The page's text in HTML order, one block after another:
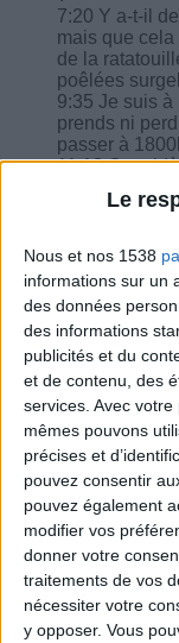
Le
Nous et nos 1538
informations sur un
des données
des informations
publicités et du
et de contenu, des
services. Avec votre
mêmes pouvons
précises et
pouvez consentir
pouvez également
modifier vos
donner votre
traitements de vos
nécessiter votre
y opposer. Vous
7:20 Y a-t-il
mais que
de la
poêlées
9:35 Je suis
prends ni
passer à
11:13
féculent et
11:43 Je
prendre le
levure de
12:18 Si le
de terre,
journée ?
13:35 Une
gramme de
Moret 8%
Combien de
Moins de
5 kilos